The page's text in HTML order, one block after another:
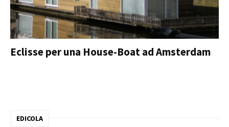
Eclisse per una House-Boat ad Amsterdam
EDICOLA